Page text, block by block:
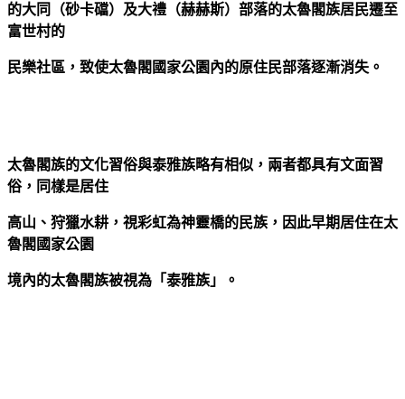
的大同（砂卡礑）及大禮（赫赫斯）部落的太魯閣族居民遷至
富世村的
民樂社區，致使太魯閣國家公園內的原住民部落逐漸消失。
太魯閣族的文化習俗與泰雅族略有相似，兩者都具有文面習
俗，同樣是居住
高山、狩獵水耕，視彩虹為神靈橋的民族，因此早期居住在太
魯閣國家公園
境內的太魯閣族被視為「泰雅族」。